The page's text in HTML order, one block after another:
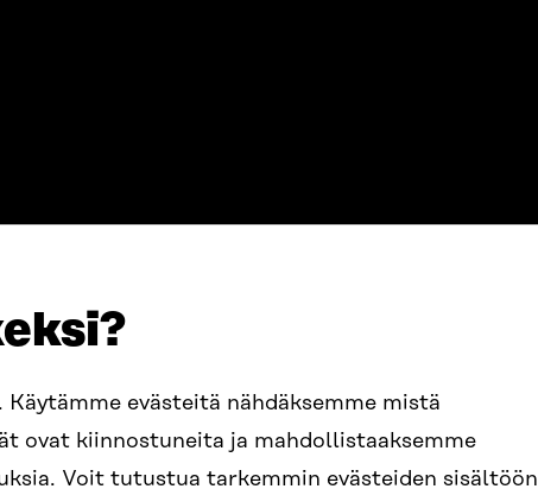
evästeitä nähdäksemme mistä
ovat kiinnostuneita ja mahdollistaaksemme
Voit tutustua tarkemmin evästeiden sisältöön
TELEPHONE
EMAIL